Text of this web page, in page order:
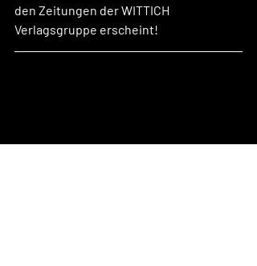
den Zeitungen der WITTICH
Verlagsgruppe erscheint!